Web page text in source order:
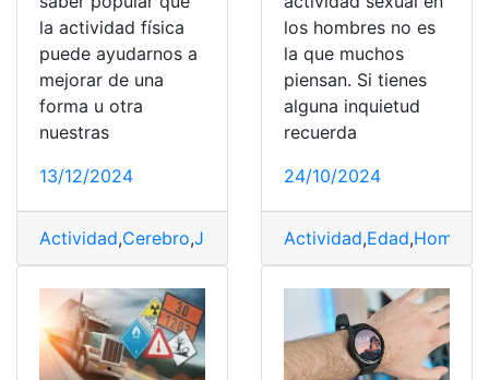
la actividad física
puede ayudarnos a
mejorar de una
forma u otra
nuestras
13/12/2024
Actividad,Cerebro,Joven Mantener,POCO,regular,
los hombres no es
la que muchos
piensan. Si tienes
alguna inquietud
recuerda
24/10/2024
Actividad,Edad,Hombres